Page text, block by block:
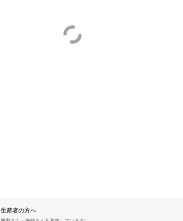
生産者の方へ